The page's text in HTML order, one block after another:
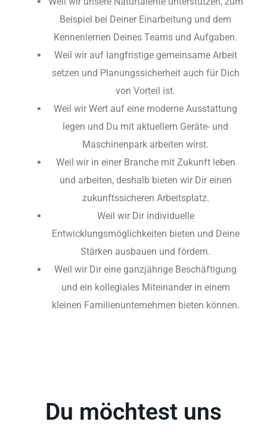
Beispiel bei Deiner Einarbeitung und dem
Kennenlernen Deines Teams und Aufgaben.
Weil wir auf langfristige gemeinsame Arbeit
setzen und Planungssicherheit auch für Dich
von Vorteil ist.
Weil wir Wert auf eine moderne Ausstattung
legen und Du mit aktuellem Geräte- und
Maschinenpark arbeiten wirst.
Weil wir in einer Branche mit Zukunft leben
und arbeiten, deshalb bieten wir Dir einen
zukunftssicheren Arbeitsplatz.
Weil wir Dir individuelle
Entwicklungsmöglichkeiten bieten und Deine
Stärken ausbauen und fördern.
Weil wir Dir eine ganzjährige Beschäftigung
und ein kollegiales Miteinander in einem
kleinen Familienunternehmen bieten können.
Du möchtest uns